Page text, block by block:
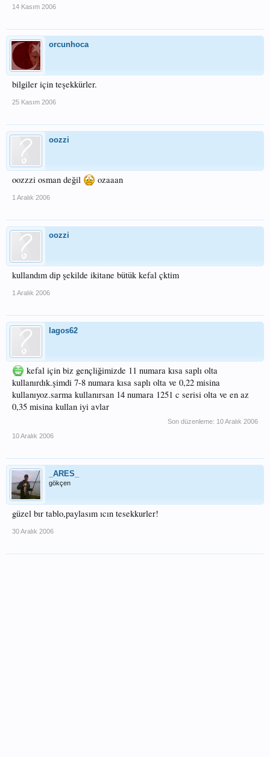
14 Kasım 2006
orcunhoca
bilgiler için teşekkürler.
25 Kasım 2006
oozzi
oozzzi osman değil ozaaan
1 Aralık 2006
oozzi
kullandım dip şekilde ikitane bütük kefal çktim
1 Aralık 2006
lagos62
kefal için biz gençliğimizde 11 numara kısa saplı olta
kullanırdık.şimdi 7-8 numara kısa saplı olta ve 0,22 misina
kullanıyoz.sarma kullanırsan 14 numara 1251 c serisi olta ve en az
0,35 misina kullan iyi avlar
Son düzenleme: 10 Aralık 2006
10 Aralık 2006
_ARES_
gökçen
güzel bır tablo,paylasım ıcın tesekkurler!
30 Aralık 2006